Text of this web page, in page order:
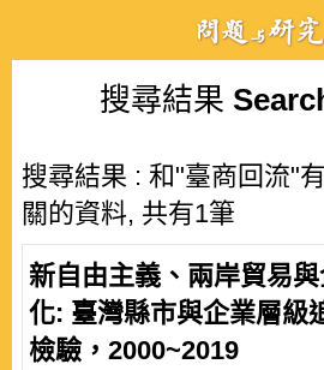
搜尋結果
搜尋結果 : 和"臺商回流"有
關的資料, 共有1筆
新自由主義、兩岸貿易
化: 臺灣縣市與企業層級
檢驗，2000~2019